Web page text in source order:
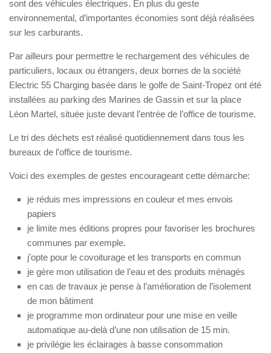
sont des véhicules électriques. En plus du geste
environnemental, d’importantes économies sont déjà réalisées
sur les carburants.
Par ailleurs pour permettre le rechargement des véhicules de
particuliers, locaux ou étrangers, deux bornes de la société
Electric 55 Charging basée dans le golfe de Saint-Tropez ont été
installées au parking des Marines de Gassin et sur la place
Léon Martel, située juste devant l’entrée de l’office de tourisme.
Le tri des déchets est réalisé quotidiennement dans tous les
bureaux de l’office de tourisme.
Voici des exemples de gestes encourageant cette démarche:
je réduis mes impressions en couleur et mes envois
papiers
je limite mes éditions propres pour favoriser les brochures
communes par exemple.
j’opte pour le covoiturage et les transports en commun
je gère mon utilisation de l’eau et des produits ménagés
en cas de travaux je pense à l’amélioration de l’isolement
de mon bâtiment
je programme mon ordinateur pour une mise en veille
automatique au-delà d’une non utilisation de 15 min.
je privilégie les éclairages à basse consommation